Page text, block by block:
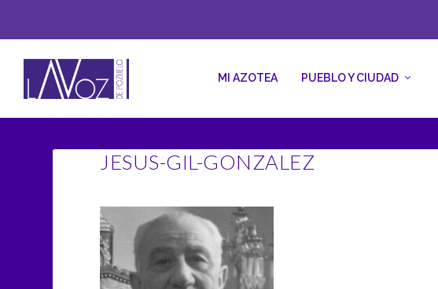
MI AZOTEA PUEBLO Y CIUDAD
JESUS-GIL-GONZALEZ